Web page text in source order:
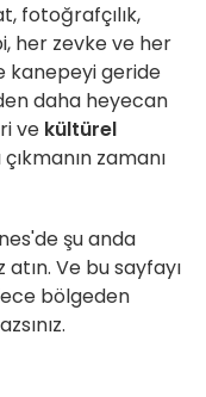
fotoğrafçılık,
her zevke ve her
kanepeyi geride
daha heyecan
ve kültürel
zamanı
şu anda
atın. Ve bu sayfayı
bölgeden